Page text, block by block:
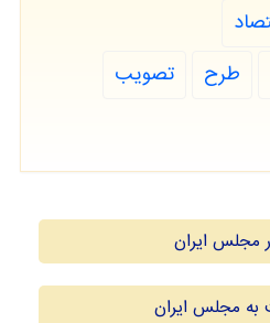
طرح
تصویب
مجلس ایران
به مجلس ایران